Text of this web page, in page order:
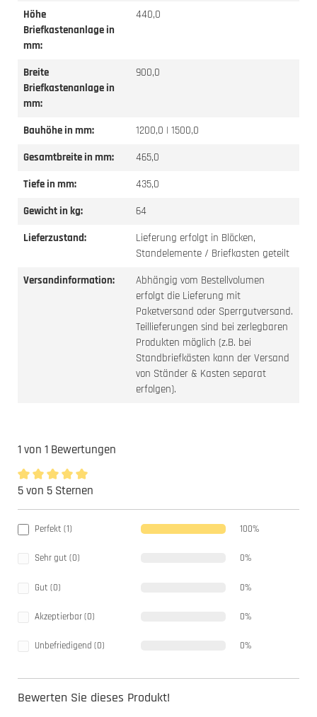
Höhe
Briefkastenanlage in
mm:
440,0
Breite
Briefkastenanlage in
mm:
900,0
Bauhöhe in mm:
1200,0 | 1500,0
Gesamtbreite in mm:
465,0
Tiefe in mm:
435,0
Gewicht in kg:
64
Lieferzustand:
Lieferung erfolgt in Blöcken,
Standelemente / Briefkasten geteilt
Versandinformation:
Abhängig vom Bestellvolumen
erfolgt die Lieferung mit
Paketversand oder Sperrgutversand.
Teillieferungen sind bei zerlegbaren
Produkten möglich (z.B. bei
Standbriefkästen kann der Versand
von Ständer & Kasten separat
erfolgen).
1 von 1 Bewertungen
Durchschnittliche Bewertung von 5 von 5 Sternen
5 von 5 Sternen
Perfekt (1) 100%
Sehr gut (0) 0%
Gut (0) 0%
Akzeptierbar (0) 0%
Unbefriedigend (0) 0%
Bewerten Sie dieses Produkt!